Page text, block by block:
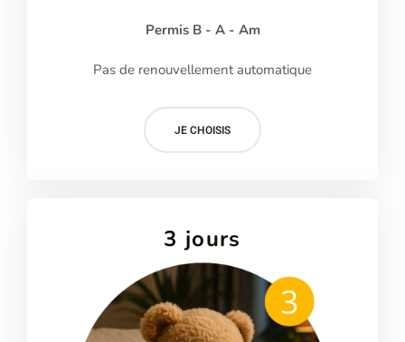
Permis B - A - Am
Pas de renouvellement automatique
JE CHOISIS
3 jours